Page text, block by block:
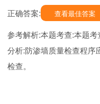
正确答案: 查看最佳答案
参考解析:本题考查:本题
分析:防渗墙质量检查程序
检查。